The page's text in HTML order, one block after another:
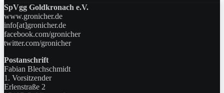
SpVgg Goldkronach e.V.
www.gronicher.de
info[at]gronicher.de
facebook.com/gronicher
twitter.com/gronicher
Postanschrift
Fabian Blechschmidt
1. Vorsitzender
Erlenstraße 2